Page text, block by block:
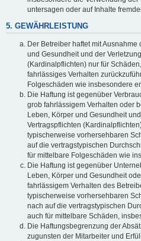
untersagen oder auf Inhalte
5. GEWÄHRLEISTUNG
Der Betreiber haftet mit
und Gesundheit und der
(Kardinalpflichten) nur für
fahrlässiges Verhalten
Folgeschäden wie insbesondere
Die Haftung ist gegenüber
grob fahrlässigem Verhalten oder
Leben, Körper und Gesundheit
Vertragspflichten
typischerweise vorhersehbaren
auf die vertragstypischen
für mittelbare Folgeschäden wie
Die Haftung ist gegenüber
Leben, Körper und Gesundheit
fahrlässigem Verhalten des
typischerweise vorhersehbaren
nach auf die vertragstypischen
auch für mittelbare Schäden,
Die Haftungsbegrenzung der
zugunsten der Mitarbeiter und